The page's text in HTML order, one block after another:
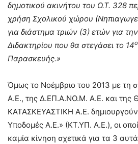
δημοτικού ακινήτου του Ο.Τ. 328
χρήση Σχολικού χώρου
για διάστημα τριών (3) ετών για
Διδακτηρίου που θα στεγάσει το 14ο
Παρασκευής.»
Όμως το Νοέμβριο του 2013 με τη
Α.Ε., της Δ.ΕΠ.Α.ΝΟ.Μ. Α.Ε. και της
ΚΑΤΑΣΚΕΥΑΣΤΙΚΗ Α.Ε.
Υποδομές Α.Ε.» (ΚΤ.ΥΠ. Α.Ε.), οι
καμία κίνηση σχετικά για τα 3